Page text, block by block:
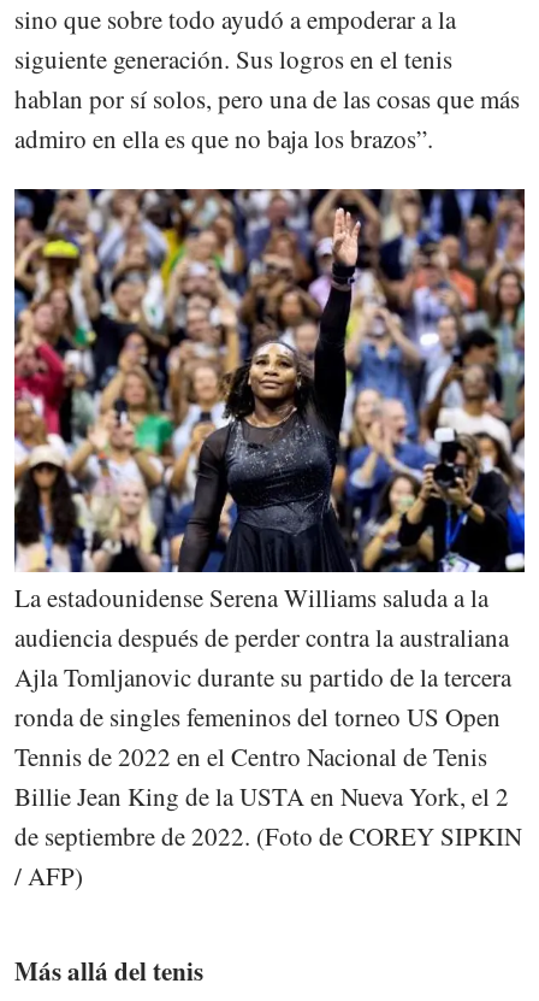
sino que sobre todo ayudó a empoderar a la
siguiente generación. Sus logros en el tenis
hablan por sí solos, pero una de las cosas que más
admiro en ella es que no baja los brazos”.
La estadounidense Serena Williams saluda a la
audiencia después de perder contra la australiana
Ajla Tomljanovic durante su partido de la tercera
ronda de singles femeninos del torneo US Open
Tennis de 2022 en el Centro Nacional de Tenis
Billie Jean King de la USTA en Nueva York, el 2
de septiembre de 2022. (Foto de COREY SIPKIN
/ AFP)
Más allá del tenis